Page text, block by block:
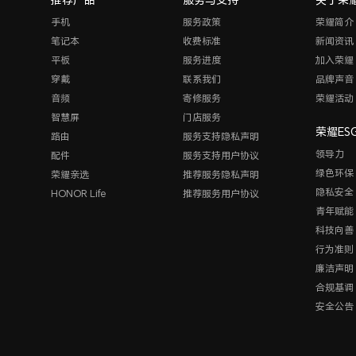
手机
笔记本
平板
穿戴
音频
智慧屏
路由
配件
荣耀亲选
HONOR Life
服务政策
收费标准
服务进度
联系我们
寄修服务
门店服务
服务支持隐私声明
服务支持用户协议
推荐服务隐私声明
推荐服务用户协议
荣耀简介
新闻资讯
加入荣耀
品牌声音
荣耀活动
荣耀
领导力
绿色环保
隐私安全
青年赋能
科技向善
行为准则
廉洁声明
合规基调
安全公告